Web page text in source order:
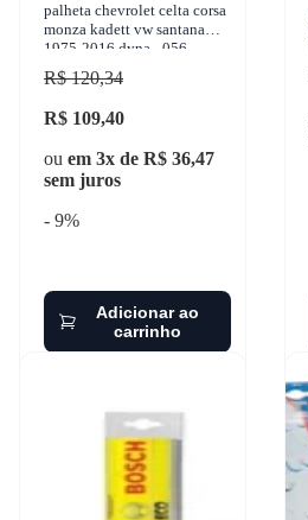
palheta chevrolet celta corsa
monza kadett vw santana
1975-2016 dyna - 056
R$ 120,34
R$ 109,40
ou em 3x de R$ 36,47
sem juros
- 9%
Adicionar ao
carrinho